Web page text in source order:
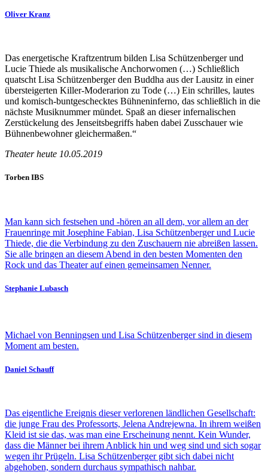
Oliver Kranz
Das energetische Kraftzentrum bilden Lisa Schützenberger und
Lucie Thiede als musikalische Anchorwomen (…) Schließlich
quatscht Lisa Schützenberger den Buddha aus der Lausitz in einer
übersteigerten Killer-Moderarion zu Tode (…) Ein schrilles, lautes
und komisch-buntgeschecktes Bühneninferno, das schließlich in die
nächste Musiknummer mündet. Spaß an dieser infernalischen
Zerstückelung des Jenseitsbegriffs haben dabei Zusschauer wie
Bühnenbewohner gleichermaßen.“
Theater heute 10.05.2019
Torben IBS
Man kann sich festsehen und -hören an all dem, vor allem an der
Frauenringe mit Josephine Fabian, Lisa Schützenberger und Lucie
Thiede, die die Verbindung zu den Zuschauern nie abreißen lassen.
Sie alle bringen an diesem Abend in den besten Momenten den
Rock und das Theater auf einen gemeinsamen Nenner.
Stephanie Lubasch
Michael von Benningsen und Lisa Schützenberger sind in diesem
Moment am besten.
Daniel Schauff
Das eigentliche Ereignis dieser verlorenen ländlichen Gesellschaft:
die junge Frau des Professorts, Jelena Andrejewna. In ihrem weißen
Kleid ist sie das, was man eine Erscheinung nennt. Kein Wunder,
dass die Männer bei ihrem Anblick hin und weg sind und sich sogar
wegen ihr Prügeln. Lisa Schützenberger gibt sich dabei nicht
abgehoben, sondern durchaus sympathisch nahbar.